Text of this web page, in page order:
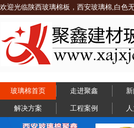
欢迎光临陕西玻璃棉板，西安玻璃棉,白色
玻璃棉首页 走进聚鑫
解决方案 工程案例